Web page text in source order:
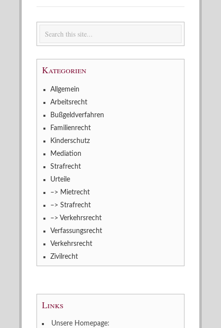
Kategorien
Allgemein
Arbeitsrecht
Bußgeldverfahren
Familienrecht
Kinderschutz
Mediation
Strafrecht
Urteile
–> Mietrecht
–> Strafrecht
–> Verkehrsrecht
Verfassungsrecht
Verkehrsrecht
Zivilrecht
Links
Unsere Homepage: